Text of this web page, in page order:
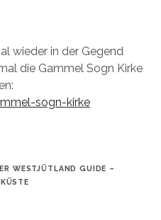
wieder in der Gegend
die Gammel Sogn Kirke
sogn-kirke
WESTJÜTLAND GUIDE –